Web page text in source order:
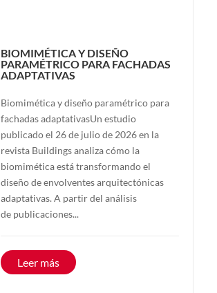
BIOMIMÉTICA Y DISEÑO
PARAMÉTRICO PARA FACHADAS
ADAPTATIVAS
Biomimética y diseño paramétrico para
fachadas adaptativasUn estudio
publicado el 26 de julio de 2026 en la
revista Buildings analiza cómo la
biomimética está transformando el
diseño de envolventes arquitectónicas
adaptativas. A partir del análisis
de publicaciones...
Leer más